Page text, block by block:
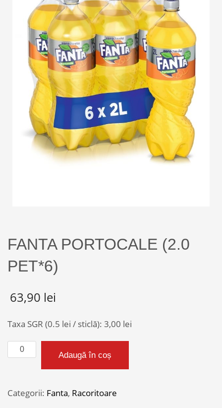
FANTA PORTOCALE (2.0
PET*6)
63,90 lei
Taxa SGR (0.5 lei / sticlă): 3,00 lei
Cantitate
FANTA
(2.0
Adaugă în coș
Categorii: Fanta, Racoritoare